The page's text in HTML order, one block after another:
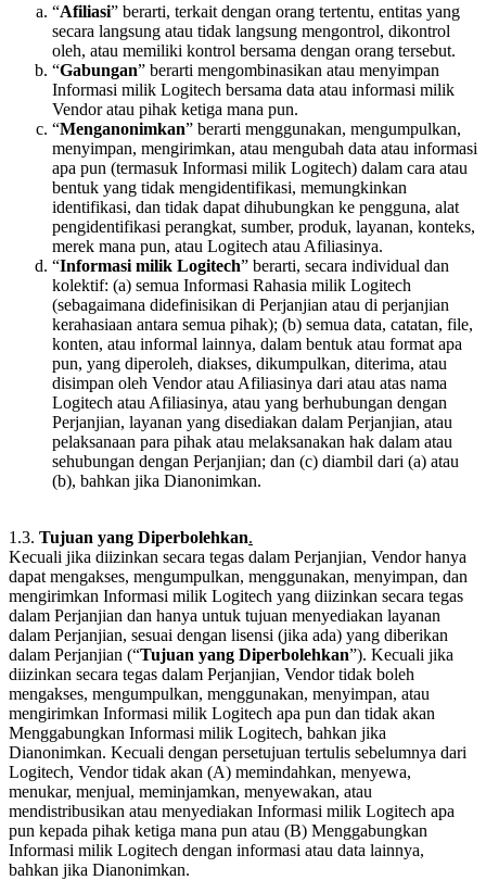
“Afiliasi” berarti, terkait dengan orang tertentu, entitas yang
secara langsung atau tidak langsung mengontrol, dikontrol
oleh, atau memiliki kontrol bersama dengan orang tersebut.
“Gabungan” berarti mengombinasikan atau menyimpan
Informasi milik Logitech bersama data atau informasi milik
Vendor atau pihak ketiga mana pun.
“Menganonimkan” berarti menggunakan, mengumpulkan,
menyimpan, mengirimkan, atau mengubah data atau informasi
apa pun (termasuk Informasi milik Logitech) dalam cara atau
bentuk yang tidak mengidentifikasi, memungkinkan
identifikasi, dan tidak dapat dihubungkan ke pengguna, alat
pengidentifikasi perangkat, sumber, produk, layanan, konteks,
merek mana pun, atau Logitech atau Afiliasinya.
“Informasi milik Logitech” berarti, secara individual dan
kolektif: (a) semua Informasi Rahasia milik Logitech
(sebagaimana didefinisikan di Perjanjian atau di perjanjian
kerahasiaan antara semua pihak); (b) semua data, catatan, file,
konten, atau informal lainnya, dalam bentuk atau format apa
pun, yang diperoleh, diakses, dikumpulkan, diterima, atau
disimpan oleh Vendor atau Afiliasinya dari atau atas nama
Logitech atau Afiliasinya, atau yang berhubungan dengan
Perjanjian, layanan yang disediakan dalam Perjanjian, atau
pelaksanaan para pihak atau melaksanakan hak dalam atau
sehubungan dengan Perjanjian; dan (c) diambil dari (a) atau
(b), bahkan jika Dianonimkan.
1.3. Tujuan yang Diperbolehkan.
Kecuali jika diizinkan secara tegas dalam Perjanjian, Vendor hanya
dapat mengakses, mengumpulkan, menggunakan, menyimpan, dan
mengirimkan Informasi milik Logitech yang diizinkan secara tegas
dalam Perjanjian dan hanya untuk tujuan menyediakan layanan
dalam Perjanjian, sesuai dengan lisensi (jika ada) yang diberikan
dalam Perjanjian (“Tujuan yang Diperbolehkan”). Kecuali jika
diizinkan secara tegas dalam Perjanjian, Vendor tidak boleh
mengakses, mengumpulkan, menggunakan, menyimpan, atau
mengirimkan Informasi milik Logitech apa pun dan tidak akan
Menggabungkan Informasi milik Logitech, bahkan jika
Dianonimkan. Kecuali dengan persetujuan tertulis sebelumnya dari
Logitech, Vendor tidak akan (A) memindahkan, menyewa,
menukar, menjual, meminjamkan, menyewakan, atau
mendistribusikan atau menyediakan Informasi milik Logitech apa
pun kepada pihak ketiga mana pun atau (B) Menggabungkan
Informasi milik Logitech dengan informasi atau data lainnya,
bahkan jika Dianonimkan.